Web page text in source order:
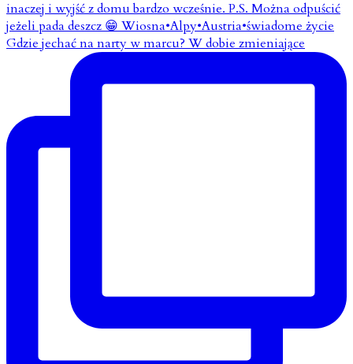
Gdzie jechać na narty w marcu? W dobie zmieniające